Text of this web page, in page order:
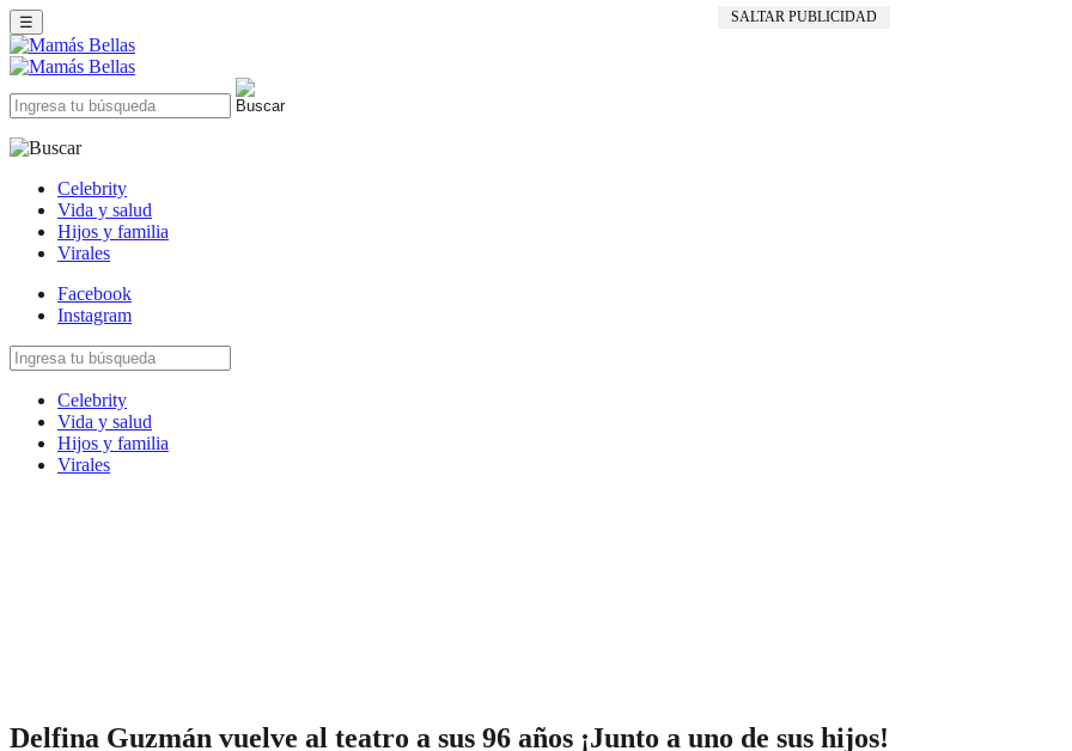
SALTAR PUBLICIDAD
☰
Celebrity
Vida y salud
Hijos y familia
Virales
Facebook
Instagram
Celebrity
Vida y salud
Hijos y familia
Virales
Delfina Guzmán vuelve al teatro a sus 96 años ¡Junto a uno de sus hijos!